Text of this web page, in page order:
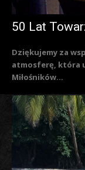
50 Lat
Dziękujemy za
atmosferę, która
Miłośników...